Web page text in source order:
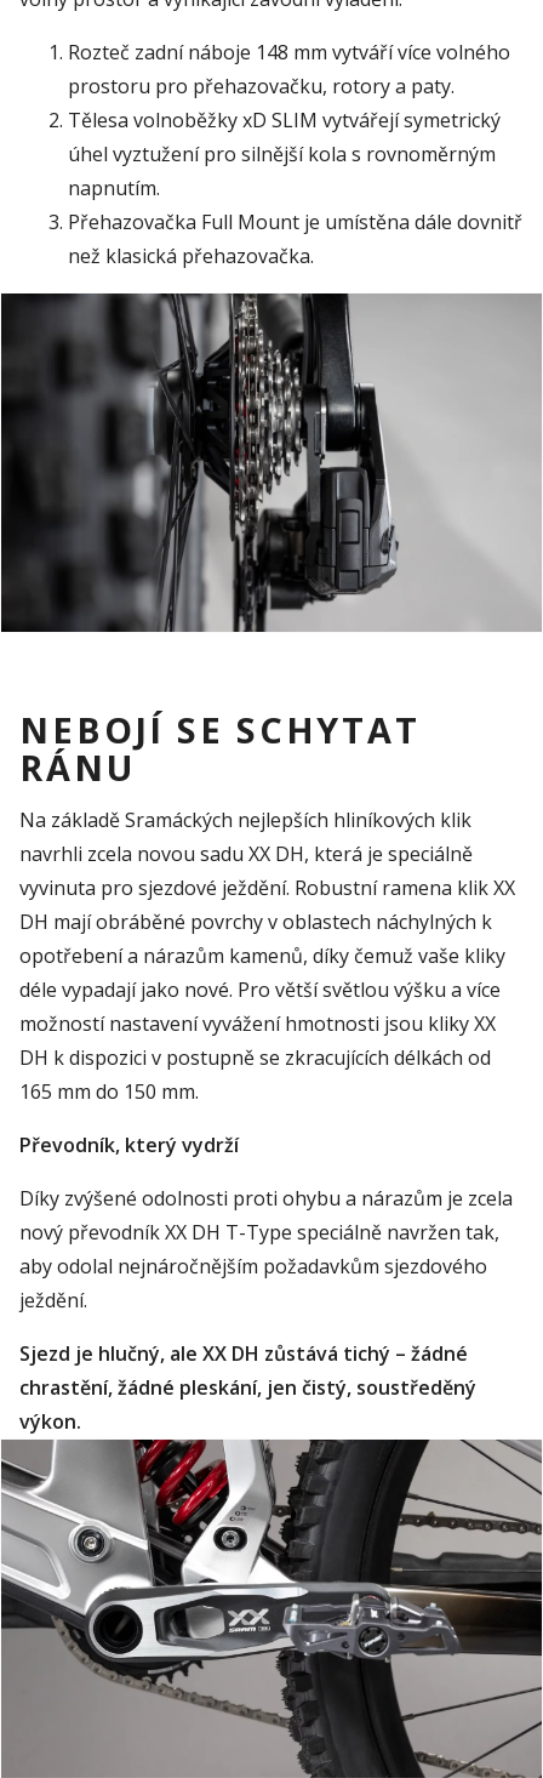
Rozteč zadní náboje 148 mm vytváří více volného
prostoru pro přehazovačku, rotory a paty.
Tělesa volnoběžky xD SLIM vytvářejí symetrický
úhel vyztužení pro silnější kola s rovnoměrným
napnutím.
Přehazovačka Full Mount je umístěna dále dovnitř
než klasická přehazovačka.
NEBOJÍ SE SCHYTAT
RÁNU
Na základě Sramáckých nejlepších hliníkových klik
navrhli zcela novou sadu XX DH, která je speciálně
vyvinuta pro sjezdové ježdění. Robustní ramena klik XX
DH mají obráběné povrchy v oblastech náchylných k
opotřebení a nárazům kamenů, díky čemuž vaše kliky
déle vypadají jako nové. Pro větší světlou výšku a více
možností nastavení vyvážení hmotnosti jsou kliky XX
DH k dispozici v postupně se zkracujících délkách od
165 mm do 150 mm.
Převodník, který vydrží
Díky zvýšené odolnosti proti ohybu a nárazům je zcela
nový převodník XX DH T-Type speciálně navržen tak,
aby odolal nejnáročnějším požadavkům sjezdového
ježdění.
Sjezd je hlučný, ale XX DH zůstává tichý – žádné
chrastění, žádné pleskání, jen čistý, soustředěný
výkon.